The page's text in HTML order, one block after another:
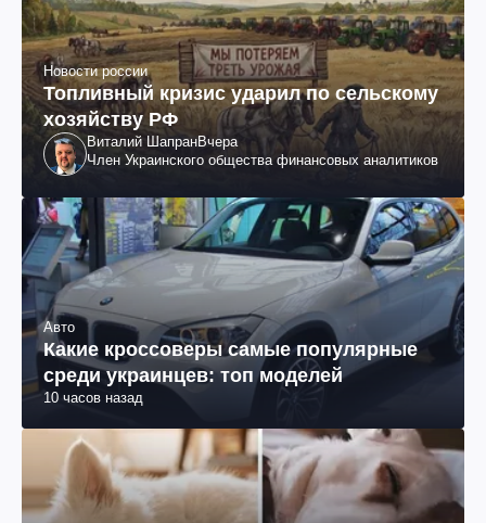
Новости россии
Топливный кризис ударил по сельскому
хозяйству РФ
Виталий ШапранВчера
Член Украинского общества финансовых аналитиков
Авто
Какие кроссоверы самые популярные
среди украинцев: топ моделей
10 часов назад